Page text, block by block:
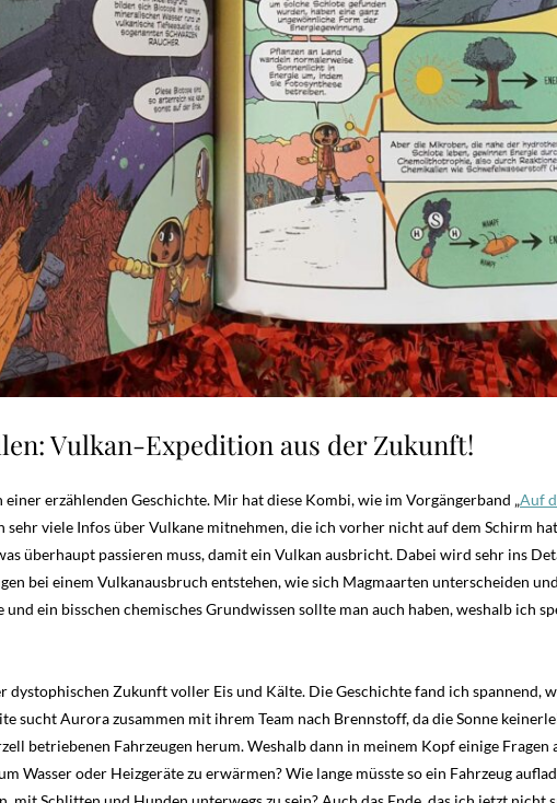
Vulkan-Expedition aus der Zukunft!
erzählenden Geschichte. Mir hat diese Kombi, wie im Vorgängerband „Auf
viele Infos über Vulkane mitnehmen, die ich vorher nicht auf dem Schirm
überhaupt passieren muss, damit ein Vulkan ausbricht. Dabei wird sehr ins
bei einem Vulkanausbruch entstehen, wie sich Magmaarten unterscheiden
und ein bisschen chemisches Grundwissen sollte man auch haben, weshalb ich
dystophischen Zukunft voller Eis und Kälte. Die Geschichte fand ich spannend,
sucht Aurora zusammen mit ihrem Team nach Brennstoff, da die Sonne
betriebenen Fahrzeugen herum. Weshalb dann in meinem Kopf einige
Wasser oder Heizgeräte zu erwärmen? Wie lange müsste so ein Fahrzeug